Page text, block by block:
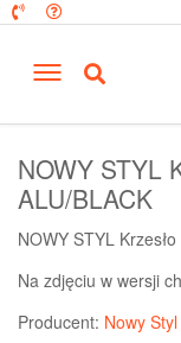
NOWY STYL
ALU/BLACK
NOWY STYL
Na zdjęciu w wersji
Producent: Nowy Styl